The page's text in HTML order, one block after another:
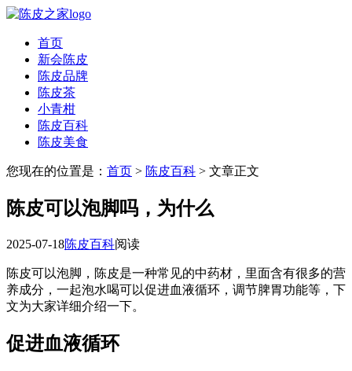
首页
新会陈皮
陈皮品牌
陈皮茶
小青柑
陈皮百科
陈皮美食
您现在的位置是： 首页 > 陈皮百科 > 文章正文
陈皮可以泡脚吗，为什么
2025-07-18陈皮百科阅读
陈皮可以泡脚，陈皮是一种常见的中药材，里面含有很多的营
养成分，一起泡水喝可以促进血液循环，调节脾胃功能等，下
文为大家详细介绍一下。
促进血液循环